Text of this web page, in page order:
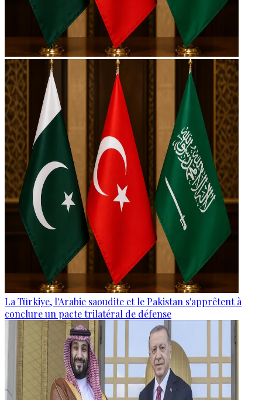
La Türkiye, l'Arabie saoudite et le Pakistan s'apprêtent à
conclure un pacte trilatéral de défense